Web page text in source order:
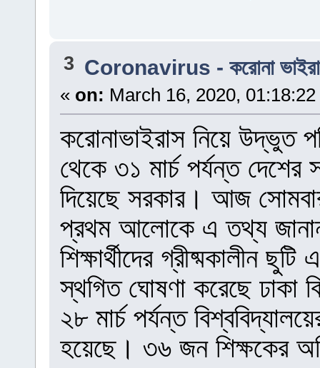
3 Coronavirus - করোনা
« on: March 16, 2020,
করোনাভাইরাস নিয়ে উদ্ভুত
থেকে ৩১ মার্চ পর্যন্ত দেশের
দিয়েছে সরকার। আজ সোমবার
প্রথম আলোকে এ তথ্য
শিক্ষার্থীদের গ্রীষ্মকালীন
স্থগিত ঘোষণা করেছে ঢাকা
২৮ মার্চ পর্যন্ত
হয়েছে। ৩৬ জন শিক্ষকের